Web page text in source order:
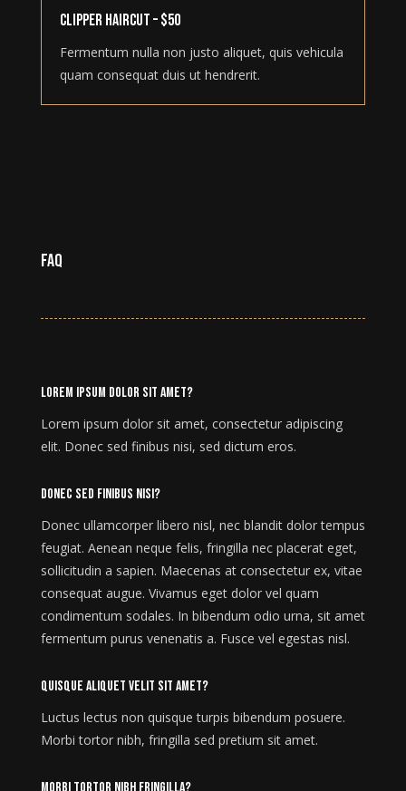
Clipper Haircut – $50
Fermentum nulla non justo aliquet, quis vehicula
quam consequat duis ut hendrerit.
FAQ
Lorem ipsum dolor sit amet?
Lorem ipsum dolor sit amet, consectetur adipiscing
elit. Donec sed finibus nisi, sed dictum eros.
Donec sed finibus nisi?
Donec ullamcorper libero nisl, nec blandit dolor tempus
feugiat. Aenean neque felis, fringilla nec placerat eget,
sollicitudin a sapien. Maecenas at consectetur ex, vitae
consequat augue. Vivamus eget dolor vel quam
condimentum sodales. In bibendum odio urna, sit amet
fermentum purus venenatis a. Fusce vel egestas nisl.
Quisque aliquet velit sit amet?
Luctus lectus non quisque turpis bibendum posuere.
Morbi tortor nibh, fringilla sed pretium sit amet.